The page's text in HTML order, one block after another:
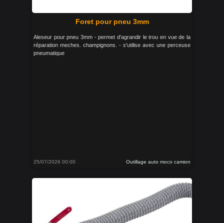
Foret pour pneu 3mm
Aleseur pour pneu 3mm - permet d'agrandir le trou en vue de la
réparation meches. champignons. - s'utilise avec une perceuse
pneumatique
25/07/2026 00:00 Outillage auto moco camion